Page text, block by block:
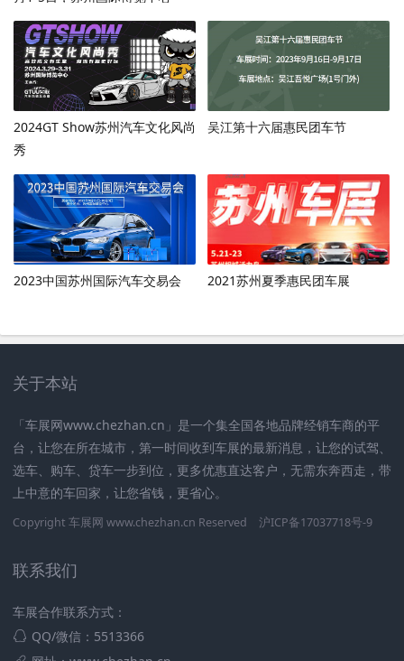
2024GT Show苏州汽车文化风尚
秀
吴江第十六届惠民团车节
2023中国苏州国际汽车交易会 2021苏州夏季惠民团车展
关于本站
「车展网www.chezhan.cn」是一个集全国各地品牌经销车商的平
台，让您在所在城市，第一时间收到车展的最新消息，让您的试驾、
选车、购车、贷车一步到位，更多优惠直达客户，无需东奔西走，带
上中意的车回家，让您省钱，更省心。
Copyright 车展网 www.chezhan.cn Reserved 沪ICP备17037718号-9
联系我们
车展合作联系方式：
QQ/微信：5513366